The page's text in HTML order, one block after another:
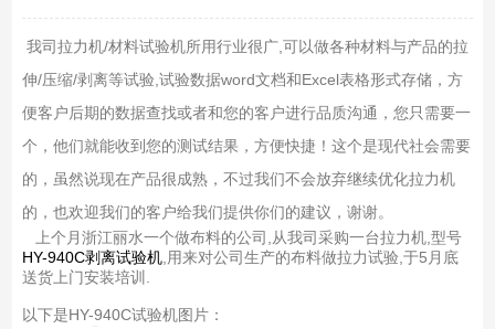
我司拉力机/材料试验机所用行业很广, 可以做各种材料与产品的拉
伸/压缩/剥离等试验 试验数据word文档和Excel表格形式存储，方
便客户后期的数据查找或者和您的客户进行品质沟通，您只需要一
个 ，他们就能收到您的测试结果，方便快捷！这个是现代社会需要
的，虽然说现在产品很成熟，不过我们不会放弃继续优化拉力机
的，也欢迎我们的客户给我们提供你们的建议，谢谢。
上个月浙江丽水一个做布料的公司 从我司采购一台拉力机, 型号
HY-940C剥离试验机, 用来对公司生产的布料做拉力试验 于5 月底
送货上门安装培训
以下是HY-940C试验机图片：